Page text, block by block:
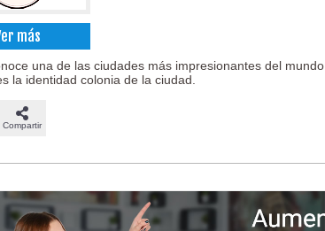
más
una de las ciudades más impresionantes del
la identidad colonia de la ciudad.
Compartir